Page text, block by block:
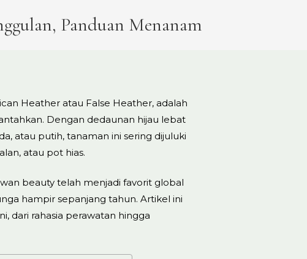
Panduan Menanam
Heather atau False Heather, adalah
Dengan dedaunan hijau lebat
atau putih, tanaman ini sering dijuluki
atau pot hias.
beauty telah menjadi favorit global
hampir sepanjang tahun. Artikel ini
dari rahasia perawatan hingga